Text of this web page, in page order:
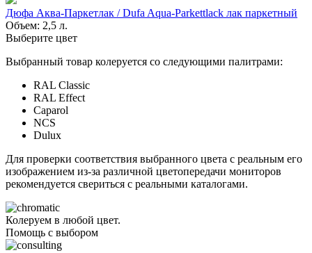
Дюфа Аква-Паркетлак / Dufa Aqua-Parkettlack лак паркетный
Объем: 2,5 л.
Выберите цвет
Выбранный товар колеруется со следующими палитрами:
RAL Classic
RAL Effect
Caparol
NCS
Dulux
Для проверки соответствия выбранного цвета с реальным его
изображением из-за различной цветопередачи мониторов
рекомендуется свериться с реальными каталогами.
Колеруем в любой цвет.
Помощь с выбором